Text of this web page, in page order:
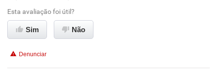
Conciliação com a vida familiar
Benefícios
Esta avaliação foi útil?
Sim Não
Denunciar